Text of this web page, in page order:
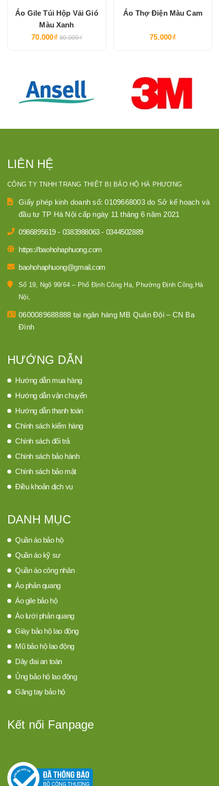
Áo Gile Túi Hộp Vải Gió
Màu Xanh
70.000₫ 80.000₫
Áo Thợ Điện Màu Cam
75.000₫
LIÊN HỆ
CÔNG TY TNHH TRANG THIẾT BỊ BẢO HỘ HÀ PHƯƠNG
Giấy phép kinh doanh số: 0109668003 do Sở kế hoạch và
đầu tư TP Hà Nội cấp ngày 11 tháng 6 năm 2021
0986895619 - 0383988063- 0344502889
https://baohohaphuong.com
baohohaphuong@gmail.com
Số 19, Ngõ 99/64 – Phố Định Công Hạ, Phường Định Công,Hà
Nội,
0600089688888 tại ngân hàng MB Quân Đội – CN Ba
Đình
HƯỚNG DẪN
Hướng dẫn mua hàng
Hướng dẫn vận chuyển
Hướng dẫn thanh toán
Chính sách kiểm hàng
Chính sách đổi trả
Chính sách bảo hành
Chính sách bảo mật
Điều khoản dịch vụ
DANH MỤC
Quần áo bảo hộ
Quần áo kỹ sư
Quần áo công nhân
Áo phản quang
Áo gile bảo hộ
Áo lưới phản quang
Giày bảo hộ lao động
Mũ bảo hộ lao động
Dây đai an toàn
Ủng bảo hộ lao động
Găng tay bảo hộ
Kết nối Fanpage